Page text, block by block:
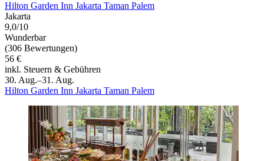
Hilton Garden Inn Jakarta Taman Palem
Jakarta
9,0/10
Wunderbar
(306 Bewertungen)
56 €
inkl. Steuern & Gebühren
30. Aug.–31. Aug.
Hilton Garden Inn Jakarta Taman Palem